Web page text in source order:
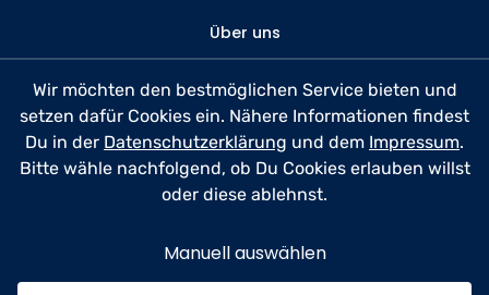
Über uns
Kontakt
FAQ
Datenschutz
Nutzungsbedingungen
Wir möchten den bestmöglichen Service bieten und
setzen dafür Cookies ein. Nähere Informationen findest
Du in der Datenschutzerklärung und dem Impressum.
Bitte wähle nachfolgend, ob Du Cookies erlauben willst
oder diese ablehnst.
Manuell auswählen